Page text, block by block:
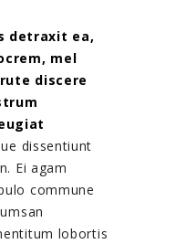
detraxit ea,
mel
discere
dissentiunt
Ei agam
commune
lobortis